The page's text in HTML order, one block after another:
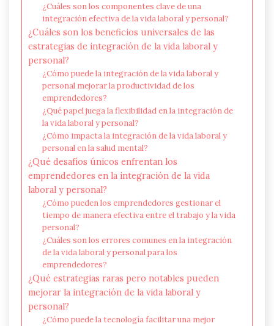
¿Cuáles son los componentes clave de una
integración efectiva de la vida laboral y personal?
¿Cuáles son los beneficios universales de las
estrategias de integración de la vida laboral y
personal?
¿Cómo puede la integración de la vida laboral y
personal mejorar la productividad de los
emprendedores?
¿Qué papel juega la flexibilidad en la integración de
la vida laboral y personal?
¿Cómo impacta la integración de la vida laboral y
personal en la salud mental?
¿Qué desafíos únicos enfrentan los
emprendedores en la integración de la vida
laboral y personal?
¿Cómo pueden los emprendedores gestionar el
tiempo de manera efectiva entre el trabajo y la vida
personal?
¿Cuáles son los errores comunes en la integración
de la vida laboral y personal para los
emprendedores?
¿Qué estrategias raras pero notables pueden
mejorar la integración de la vida laboral y
personal?
¿Cómo puede la tecnología facilitar una mejor